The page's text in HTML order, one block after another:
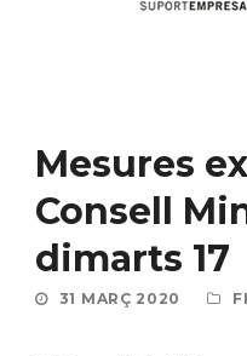
Mesures
Consell
dimarts 17
31 MARÇ 2020